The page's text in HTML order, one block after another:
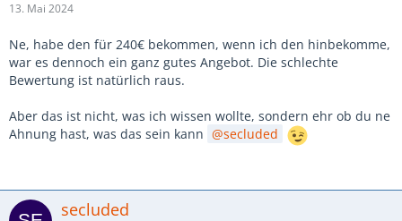
13. Mai 2024
Ne, habe den für 240€ bekommen, wenn ich den hinbekomme,
war es dennoch ein ganz gutes Angebot. Die schlechte
Bewertung ist natürlich raus.
Aber das ist nicht, was ich wissen wollte, sondern ehr ob du ne
Ahnung hast, was das sein kann
secluded
secluded